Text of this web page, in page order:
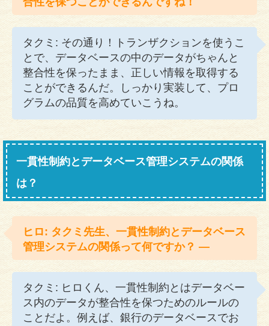
タクミ: その通り！トランザクションを使うこ
とで、データベースの中のデータがちゃんと
整合性を保ったまま、正しい情報を取得する
ことができるんだ。しっかり実装して、プロ
グラムの品質を高めていこうね。
一貫性制約とデータベース管理システムの関係
は？
ヒロ: タクミ先生、一貫性制約とデータベース
管理システムの関係って何ですか？ —
タクミ: ヒロくん、一貫性制約とはデータベー
ス内のデータが整合性を保つためのルールの
ことだよ。例えば、銀行のデータベースでお